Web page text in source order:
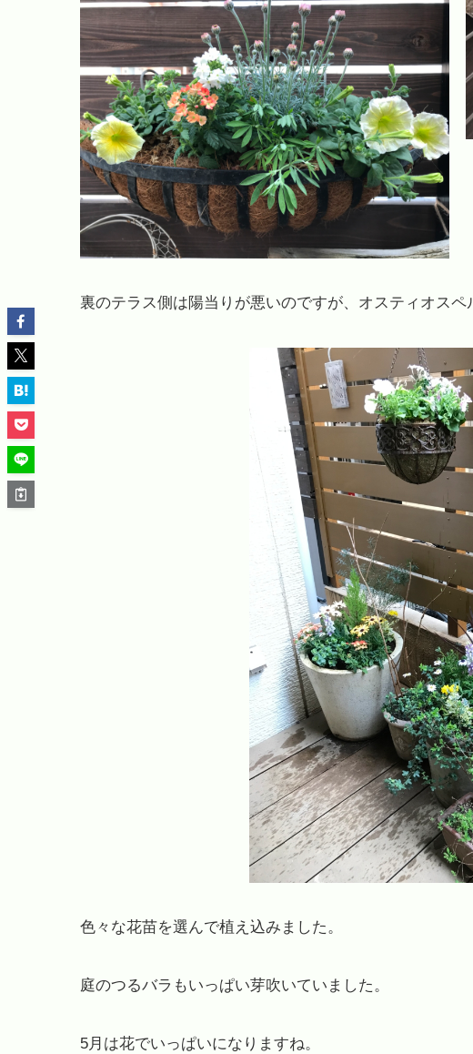
裏のテラス側は陽当りが悪いのですが、オスティオスペ
色々な花苗を選んで植え込みました。
庭のつるバラもいっぱい芽吹いていました。
5月は花でいっぱいになりますね。